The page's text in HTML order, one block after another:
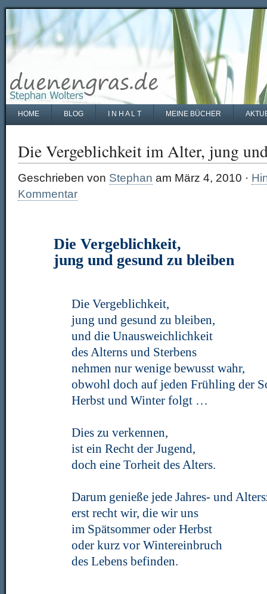
HOME BLOG I N H A L T MEINE BÜCHER
Die Vergeblichkeit im Alter, jung
Geschrieben von Stephan am März 4, 2010 ·
Kommentar
Die Vergeblichkeit,
jung und gesund zu bleiben
Die Vergeblichkeit,
jung und gesund zu bleiben,
und die Unausweichlichkeit
des Alterns und Sterbens
nehmen nur wenige bewusst wahr,
obwohl doch auf jeden Frühling der
Herbst und Winter folgt …
Dies zu verkennen,
ist ein Recht der Jugend,
doch eine Torheit des Alters.
Darum genieße jede Jahres- und
erst recht wir, die wir uns
im Spätsommer oder Herbst
oder kurz vor Wintereinbruch
des Lebens befinden.